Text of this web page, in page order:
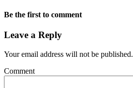
Be the first to comment
Leave a Reply
Your email address will not be published.
Comment